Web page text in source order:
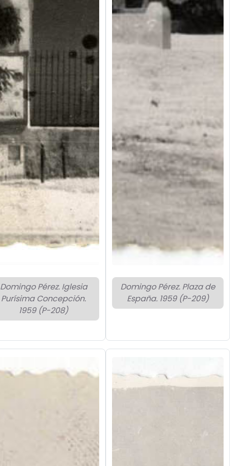
Domingo Pérez. Iglesia
Purísima Concepción.
1959 (P-208)
Domingo Pérez. Plaza de
España. 1959 (P-209)